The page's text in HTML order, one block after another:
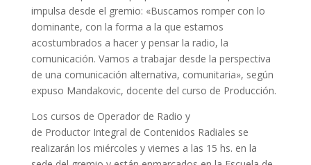
impulsa desde el gremio: «Buscamos romper con lo
dominante, con la forma a la que estamos
acostumbrados a hacer y pensar la radio, la
comunicación. Vamos a trabajar desde la perspectiva
de una comunicación alternativa, comunitaria», según
expuso Mandakovic, docente del curso de Producción.
Los cursos de Operador de Radio y
de Productor Integral de Contenidos Radiales se
realizarán los miércoles y viernes a las 15 hs. en la